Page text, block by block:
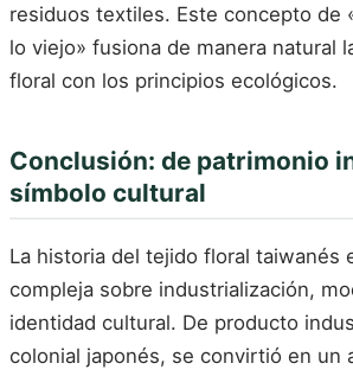
residuos textiles. Este concepto de
lo viejo» fusiona de manera natural
floral con los principios ecológicos.
Conclusión: de patrimonio
símbolo cultural
La historia del tejido floral taiwanés
compleja sobre industrialización,
identidad cultural. De producto
colonial japonés, se convirtió en un